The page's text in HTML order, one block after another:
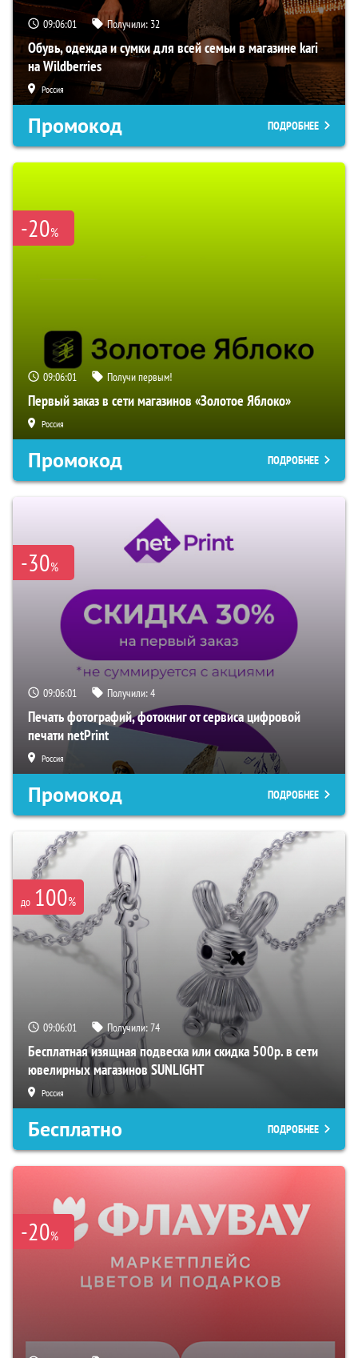
09:06:00 Получили: 32
Обувь, одежда и сумки для всей семьи в магазине kari
на Wildberries
Россия
Промокод ПОДРОБНЕЕ
-20%
09:06:00 Получи первым!
Первый заказ в сети магазинов «Золотое Яблоко»
Россия
Промокод ПОДРОБНЕЕ
-30%
09:06:00 Получили:4
Печать фотографий, фотокниг от сервиса цифровой
печати netPrint
Россия
Промокод ПОДРОБНЕЕ
до 100%
09:06:00 Получили:74
Бесплатная изящная подвеска или скидка 500р. в сети
ювелирных магазинов SUNLIGHT
Россия
Бесплатно ПОДРОБНЕЕ
-20%